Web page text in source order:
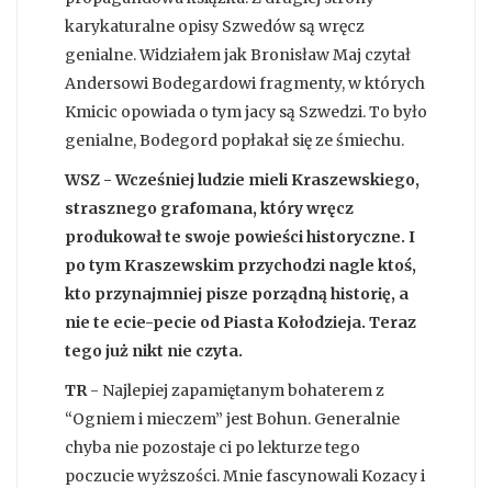
karykaturalne opisy Szwedów są wręcz
genialne. Widziałem jak Bronisław Maj czytał
Andersowi Bodegardowi fragmenty, w których
Kmicic opowiada o tym jacy są Szwedzi. To było
genialne, Bodegord popłakał się ze śmiechu.
WSZ - Wcześniej ludzie mieli Kraszewskiego,
strasznego grafomana, który wręcz
produkował te swoje powieści historyczne. I
po tym Kraszewskim przychodzi nagle ktoś,
kto przynajmniej pisze porządną historię, a
nie te ecie-pecie od Piasta Kołodzieja. Teraz
tego już nikt nie czyta.
TR- Najlepiej zapamiętanym bohaterem z
“Ogniem i mieczem” jest Bohun. Generalnie
chyba nie pozostaje ci po lekturze tego
poczucie wyższości. Mnie fascynowali Kozacy i